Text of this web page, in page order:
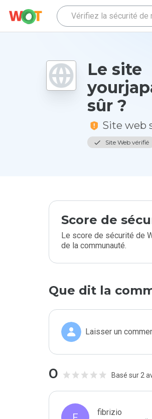
Le site
sûr ?
Site web
Site Web vérifié
Score de
Le score de sécurité de
de la communauté.
Que dit la
Laisser un
0 Basé sur 2
fibrizio